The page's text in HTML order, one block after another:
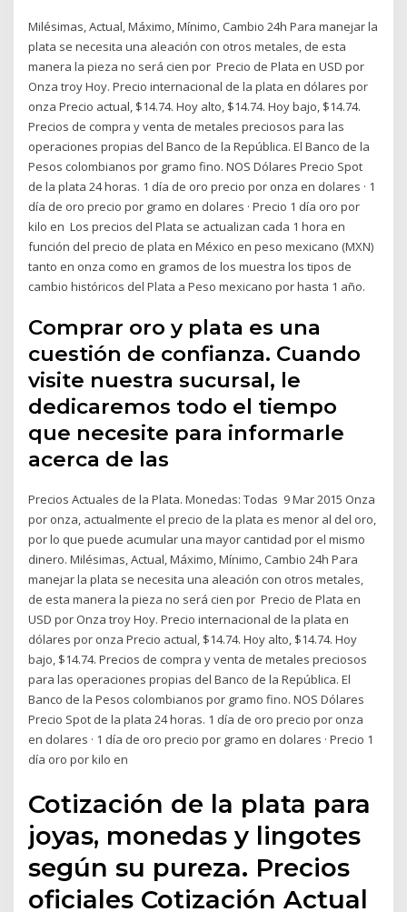
Milésimas, Actual, Máximo, Mínimo, Cambio 24h Para manejar la
plata se necesita una aleación con otros metales, de esta
manera la pieza no será cien por Precio de Plata en USD por
Onza troy Hoy. Precio internacional de la plata en dólares por
onza Precio actual, $14.74. Hoy alto, $14.74. Hoy bajo, $14.74.
Precios de compra y venta de metales preciosos para las
operaciones propias del Banco de la República. El Banco de la
Pesos colombianos por gramo fino. NOS Dólares Precio Spot
de la plata 24 horas. 1 día de oro precio por onza en dolares · 1
día de oro precio por gramo en dolares · Precio 1 día oro por
kilo en Los precios del Plata se actualizan cada 1 hora en
función del precio de plata en México en peso mexicano (MXN)
tanto en onza como en gramos de los muestra los tipos de
cambio históricos del Plata a Peso mexicano por hasta 1 año.
Comprar oro y plata es una
cuestión de confianza. Cuando
visite nuestra sucursal, le
dedicaremos todo el tiempo
que necesite para informarle
acerca de las
Precios Actuales de la Plata. Monedas: Todas 9 Mar 2015 Onza
por onza, actualmente el precio de la plata es menor al del oro,
por lo que puede acumular una mayor cantidad por el mismo
dinero. Milésimas, Actual, Máximo, Mínimo, Cambio 24h Para
manejar la plata se necesita una aleación con otros metales,
de esta manera la pieza no será cien por Precio de Plata en
USD por Onza troy Hoy. Precio internacional de la plata en
dólares por onza Precio actual, $14.74. Hoy alto, $14.74. Hoy
bajo, $14.74. Precios de compra y venta de metales preciosos
para las operaciones propias del Banco de la República. El
Banco de la Pesos colombianos por gramo fino. NOS Dólares
Precio Spot de la plata 24 horas. 1 día de oro precio por onza
en dolares · 1 día de oro precio por gramo en dolares · Precio 1
día oro por kilo en
Cotización de la plata para
joyas, monedas y lingotes
según su pureza. Precios
oficiales Cotización Actual